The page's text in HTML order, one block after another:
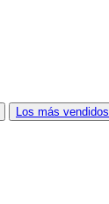
Los más vendidos